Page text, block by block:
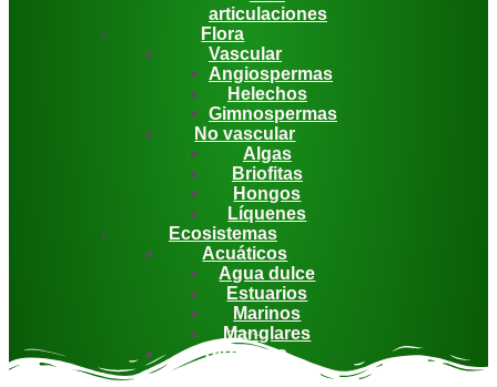
articulaciones
Flora
Vascular
Angiospermas
Helechos
Gimnospermas
No vascular
Algas
Briofitas
Hongos
Líquenes
Ecosistemas
Acuáticos
Agua dulce
Estuarios
Marinos
Manglares
Terrestres